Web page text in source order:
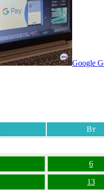
Google
Вт
6
13